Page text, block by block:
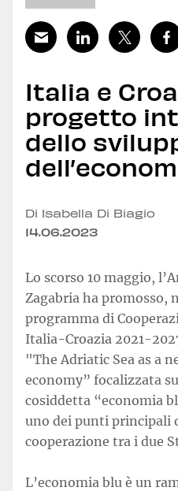
Italia e
progetto
dello
Di Isabella Di Biagio
14.06.2023
Lo scorso 10 maggio,
Zagabria ha promosso,
programma di
Italia-Croazia 2021-
"The Adriatic Sea as a
economy” focalizzata
cosiddetta “economia
uno dei punti principali
cooperazione tra i due
L’economia blu è un